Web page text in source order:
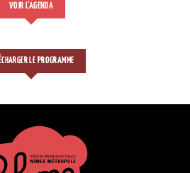
VOIR L'AGENDA
LE PROGRAMME